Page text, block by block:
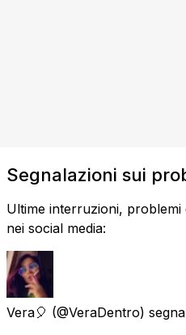
Segnalazioni sui
Ultime interruzioni, problemi
nei social media:
Vera🎈 (@VeraDentro)